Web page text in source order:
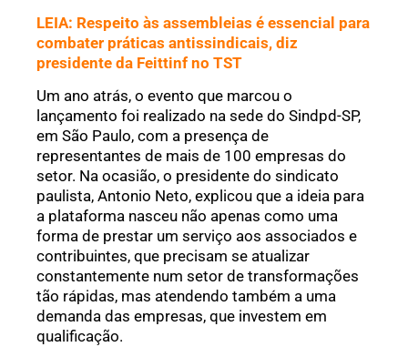
LEIA: Respeito às assembleias é essencial para
combater práticas antissindicais, diz
presidente da Feittinf no TST
Um ano atrás, o evento que marcou o
lançamento foi realizado na sede do Sindpd-SP,
em São Paulo, com a presença de
representantes de mais de 100 empresas do
setor. Na ocasião, o presidente do sindicato
paulista, Antonio Neto, explicou que a ideia para
a plataforma nasceu não apenas como uma
forma de prestar um serviço aos associados e
contribuintes, que precisam se atualizar
constantemente num setor de transformações
tão rápidas, mas atendendo também a uma
demanda das empresas, que investem em
qualificação.